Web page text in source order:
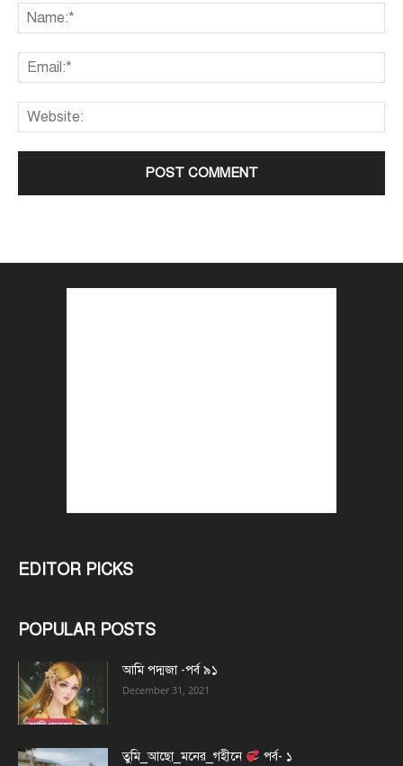
EDITOR PICKS
POPULAR POSTS
আমি পদ্মজা -পর্ব ৯১
December 31, 2021
তুমি_আছো_মনের_গহীনে পর্ব- ১